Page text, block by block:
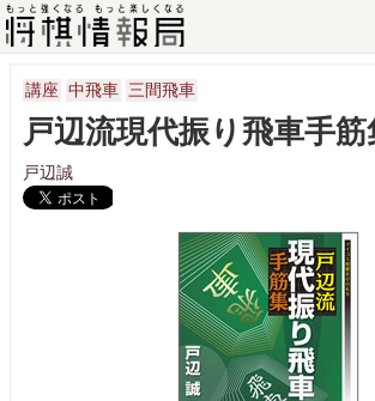
講座 中飛車 三間飛車
戸辺流現代振り飛車手筋
戸辺誠